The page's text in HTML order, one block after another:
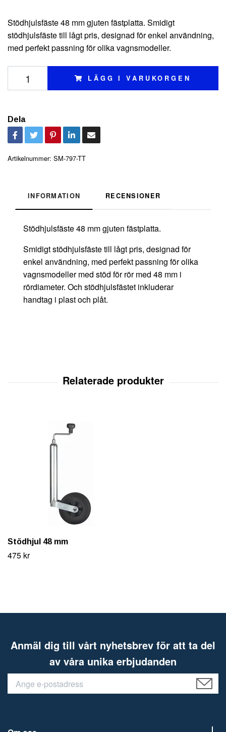
Stödhjulsfäste 48 mm gjuten fästplatta. Smidigt
stödhjulsfäste till lågt pris, designad för enkel användning,
med perfekt passning för olika vagnsmodeller.
LÄGG I VARUKORGEN
Dela
Artikelnummer: SM-797-TT
INFORMATION RECENSIONER
Stödhjulsfäste 48 mm gjuten fästplatta.
Smidigt stödhjulsfäste till lågt pris, designad för
enkel användning, med perfekt passning för olika
vagnsmodeller med stöd för rör med 48 mm i
rördiameter. Och stödhjulsfästet inkluderar
handtag i plast och plåt.
Stödhjul 48 mm
475 kr
Anmäl dig till vårt nyhetsbrev för att ta del
av våra unika erbjudanden